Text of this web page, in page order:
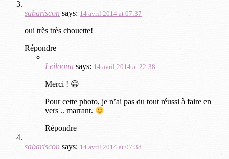
sabariscon says: 14 avril 2014 at 07:37
oui très très chouette!
Répondre
Leiloona says: 14 avril 2014 at 22:38
Merci ! 😀
Pour cette photo, je n’ai pas du tout réussi à faire en
vers .. marrant.
Répondre
sabariscon says: 14 avril 2014 at 07:38